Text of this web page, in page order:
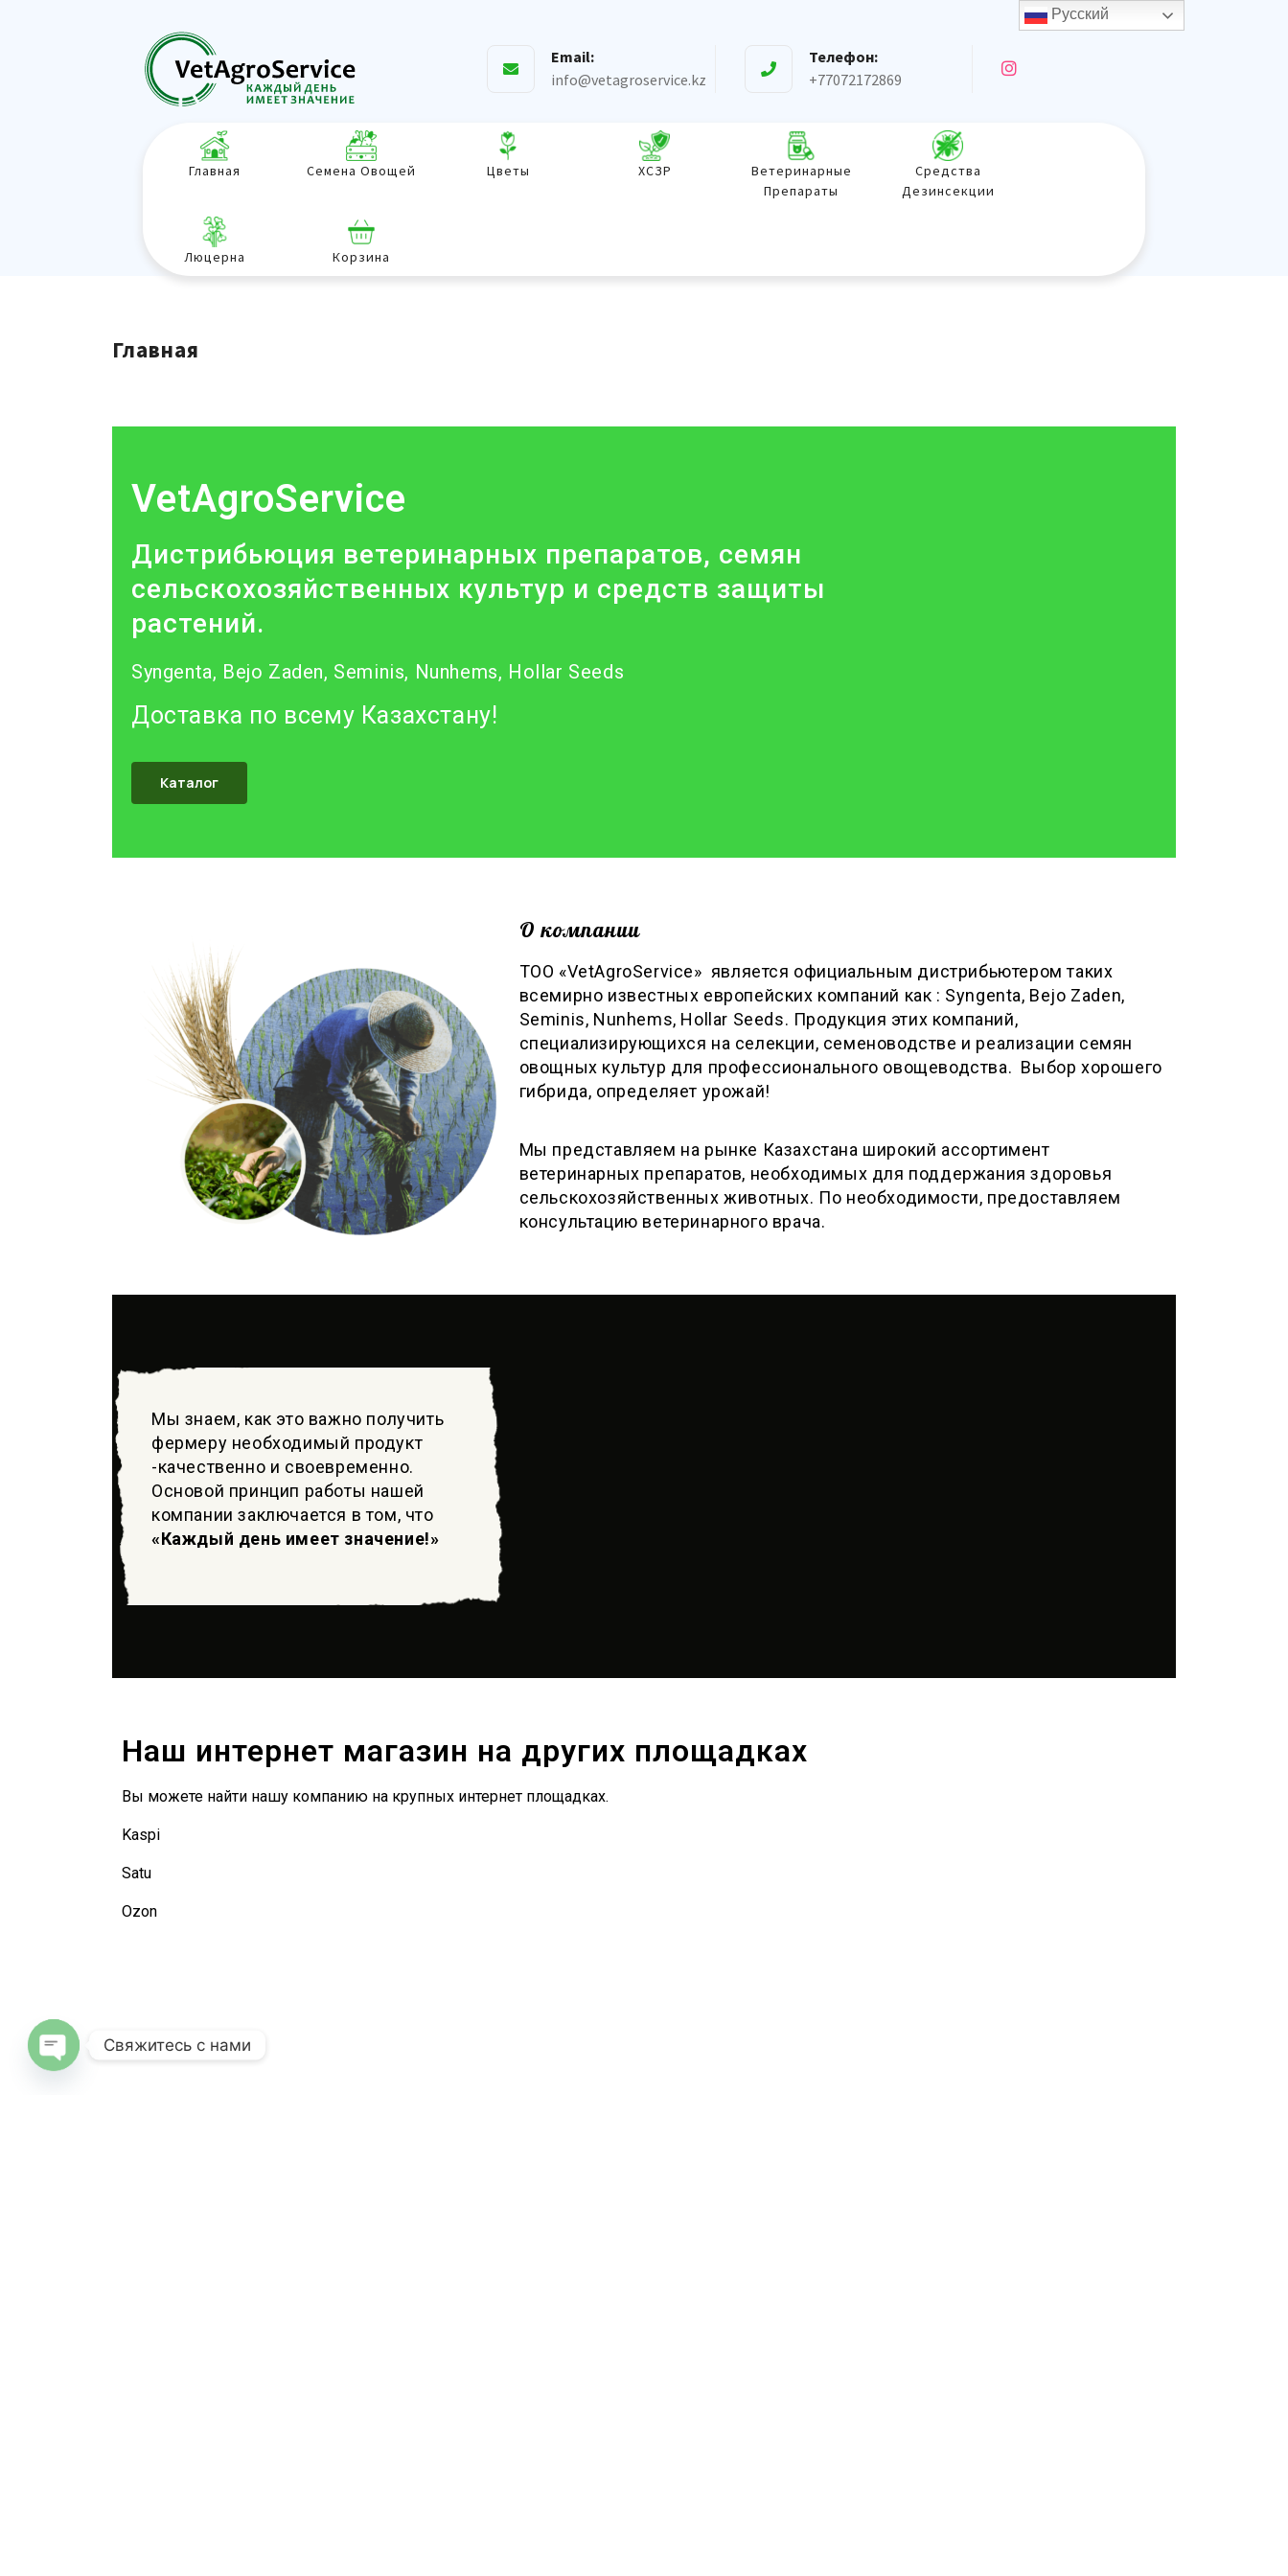
Email:
info@vetagroservice.kz
Телефон:
+77072172869
Главная Семена Овощей Цветы ХСЗР
Ветеринарные
Препараты
Средства
Дезинсекции
Люцерна Корзина
Главная
VetAgroService
Дистрибьюция ветеринарных препаратов, семян
сельскохозяйственных культур и средств защиты
растений.
Syngenta, Bejo Zaden, Seminis, Nunhems, Hollar Seeds
Доставка по всему Казахстану!
Каталог
О компании
ТОО «VetAgroService» является официальным дистрибьютером таких
всемирно известных европейских компаний как : Syngenta, Bejo Zaden,
Seminis, Nunhems, Hollar Seeds. Продукция этих компаний,
специализирующихся на селекции, семеноводстве и реализации семян
овощных культур для профессионального овощеводства. Выбор хорошего
гибрида, определяет урожай!
Мы представляем на рынке Казахстана широкий ассортимент
ветеринарных препаратов, необходимых для поддержания здоровья
сельскохозяйственных животных. По необходимости, предоставляем
консультацию ветеринарного врача.
Мы знаем, как это важно получить
фермеру необходимый продукт
-качественно и своевременно.
Основой принцип работы нашей
компании заключается в том, что
«Каждый день имеет значение!»
Наш интернет магазин на других площадках
Вы можете найти нашу компанию на крупных интернет площадках.
Kaspi
Satu
Ozon
Русский
Свяжитесь с нами
O
pe
n
c